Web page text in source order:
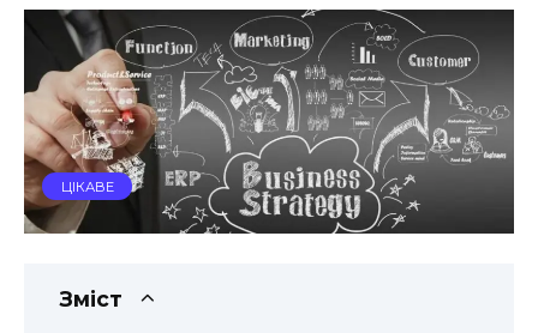
ЦІКАВЕ
Зміст